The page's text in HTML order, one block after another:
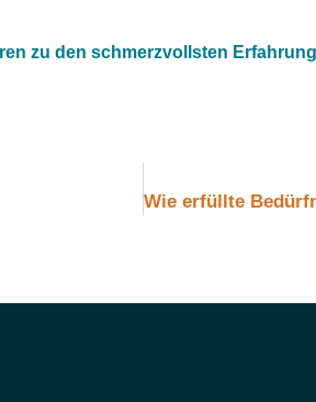
zu den schmerzvollsten